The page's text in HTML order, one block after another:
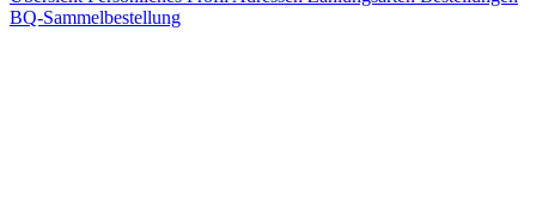
BQ-Sammelbestellung